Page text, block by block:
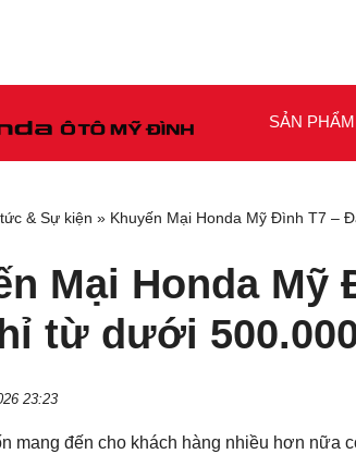
SẢN PHẨM
& Sự kiện » Khuyến Mại Honda Mỹ Đình T7 –
Mại Honda
từ dưới
23:23
mang đến cho khách hàng nhiều hơn nữa